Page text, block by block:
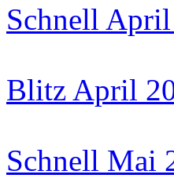
Schnell
Blitz April
Schnell Mai